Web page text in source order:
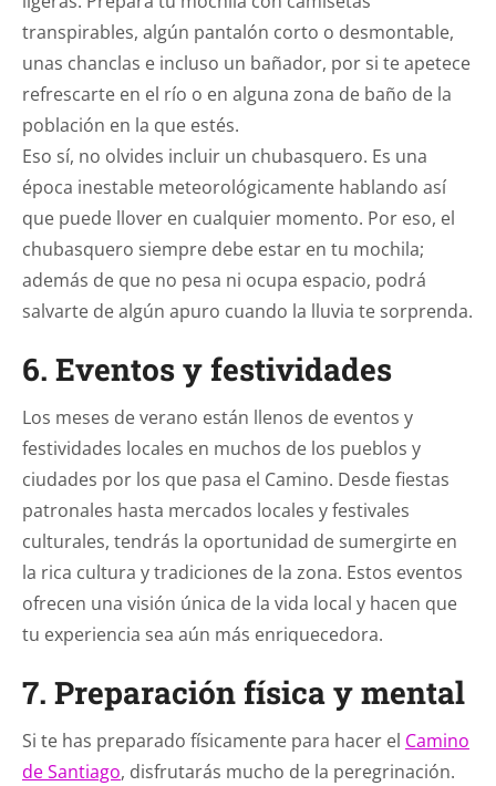
transpirables, algún pantalón corto o desmontable,
unas chanclas e incluso un bañador, por si te apetece
refrescarte en el río o en alguna zona de baño de la
población en la que estés.
Eso sí, no olvides incluir un chubasquero. Es una
época inestable meteorológicamente hablando así
que puede llover en cualquier momento. Por eso, el
chubasquero siempre debe estar en tu mochila;
además de que no pesa ni ocupa espacio, podrá
salvarte de algún apuro cuando la lluvia te sorprenda.
6. Eventos y festividades
Los meses de verano están llenos de eventos y
festividades locales en muchos de los pueblos y
ciudades por los que pasa el Camino. Desde fiestas
patronales hasta mercados locales y festivales
culturales, tendrás la oportunidad de sumergirte en
la rica cultura y tradiciones de la zona. Estos eventos
ofrecen una visión única de la vida local y hacen que
tu experiencia sea aún más enriquecedora.
7. Preparación física y mental
Si te has preparado físicamente para hacer el Camino
de Santiago, disfrutarás mucho de la peregrinación.